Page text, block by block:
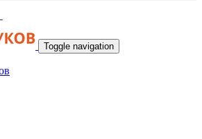
Toggle navigation